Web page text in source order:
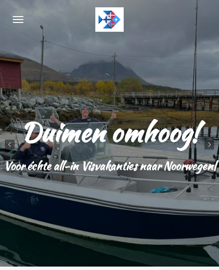
direct
hoofdinhoud
Duimen omhoog!
Voor échte all-in Visvakanties naar Noorwegen|